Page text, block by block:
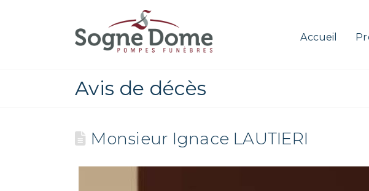
Accueil
Avis de décès
Monsieur Ignace LAUTIERI